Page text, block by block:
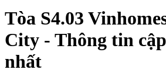
Tòa S4.03
City - Thông tin
nhất